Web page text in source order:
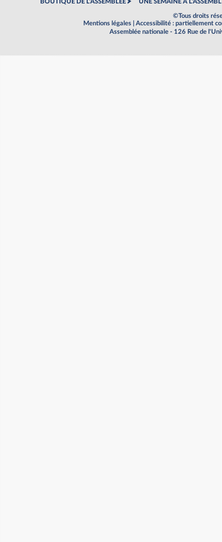
BOUTIQUE DE L'ASSEMBLEE UNE SEMAINE À
©Tous droits
Mentions légales
Accessibilité : partiellement
Assemblée nationale - 126 Rue de